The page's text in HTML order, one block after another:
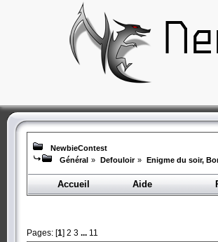
NewbieContest
Général » Defouloir » Enigme du soir,
Accueil Aide
Pages: [1] 2 3 ... 11